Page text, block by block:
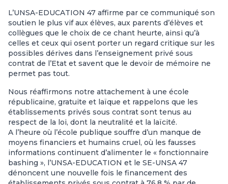
L’UNSA-EDUCATION 47 affirme par ce communiqué son
soutien le plus vif aux élèves, aux parents d’élèves et
collègues que le choix de ce chant heurte, ainsi qu’à
celles et ceux qui osent porter un regard critique sur les
possibles dérives dans l’enseignement privé sous
contrat de l’Etat et savent que le devoir de mémoire ne
permet pas tout.
Nous réaffirmons notre attachement à une école
républicaine, gratuite et laïque et rappelons que les
établissements privés sous contrat sont tenus au
respect de la loi, dont la neutralité et la laïcité.
A l’heure où l’école publique souffre d’un manque de
moyens financiers et humains cruel, où les fausses
informations continuent d’alimenter le « fonctionnaire
bashing », l’UNSA-EDUCATION et le SE-UNSA 47
dénoncent une nouvelle fois le financement des